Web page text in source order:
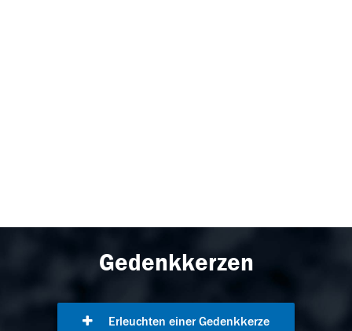
Gedenkkerzen
Erleuchten einer Gedenkkerze